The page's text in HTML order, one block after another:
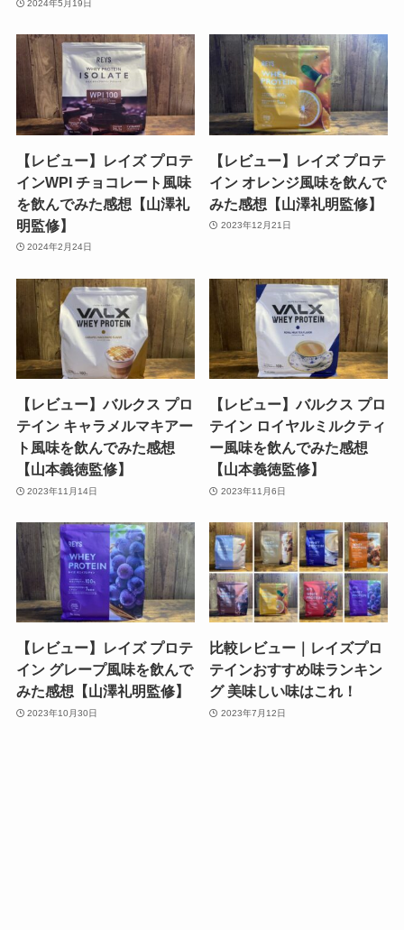
2024年5月19日
【レビュー】レイズ プロテ
インWPI チョコレート風味
を飲んでみた感想【山澤礼
明監修】
2024年2月24日
【レビュー】レイズ プロテ
イン オレンジ風味を飲んで
みた感想【山澤礼明監修】
2023年12月21日
【レビュー】バルクス プロ
テイン キャラメルマキアー
ト風味を飲んでみた感想
【山本義徳監修】
2023年11月14日
【レビュー】バルクス プロ
テイン ロイヤルミルクティ
ー風味を飲んでみた感想
【山本義徳監修】
2023年11月6日
【レビュー】レイズ プロテ
イン グレープ風味を飲んで
みた感想【山澤礼明監修】
2023年10月30日
比較レビュー｜レイズプロ
テインおすすめ味ランキン
グ 美味しい味はこれ！
2023年7月12日